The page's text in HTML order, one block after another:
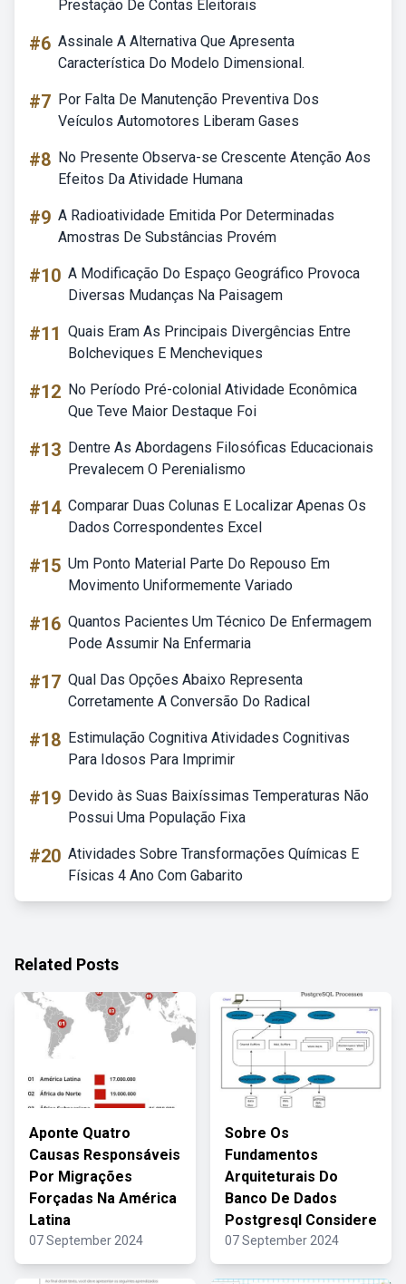
Prestação De Contas Eleitorais
#6 Assinale A Alternativa Que Apresenta
Característica Do Modelo Dimensional.
#7 Por Falta De Manutenção Preventiva Dos
Veículos Automotores Liberam Gases
#8 No Presente Observa-se Crescente Atenção Aos
Efeitos Da Atividade Humana
#9 A Radioatividade Emitida Por Determinadas
Amostras De Substâncias Provém
#10 A Modificação Do Espaço Geográfico Provoca
Diversas Mudanças Na Paisagem
#11 Quais Eram As Principais Divergências Entre
Bolcheviques E Mencheviques
#12 No Período Pré-colonial Atividade Econômica
Que Teve Maior Destaque Foi
#13 Dentre As Abordagens Filosóficas Educacionais
Prevalecem O Perenialismo
#14 Comparar Duas Colunas E Localizar Apenas Os
Dados Correspondentes Excel
#15 Um Ponto Material Parte Do Repouso Em
Movimento Uniformemente Variado
#16 Quantos Pacientes Um Técnico De Enfermagem
Pode Assumir Na Enfermaria
#17 Qual Das Opções Abaixo Representa
Corretamente A Conversão Do Radical
#18 Estimulação Cognitiva Atividades Cognitivas
Para Idosos Para Imprimir
#19 Devido às Suas Baixíssimas Temperaturas Não
Possui Uma População Fixa
#20 Atividades Sobre Transformações Químicas E
Físicas 4 Ano Com Gabarito
Related Posts
Aponte Quatro
Causas Responsáveis
Por Migrações
Forçadas Na América
Latina
07 September 2024
Sobre Os
Fundamentos
Arquiteturais Do
Banco De Dados
Postgresql Considere
07 September 2024